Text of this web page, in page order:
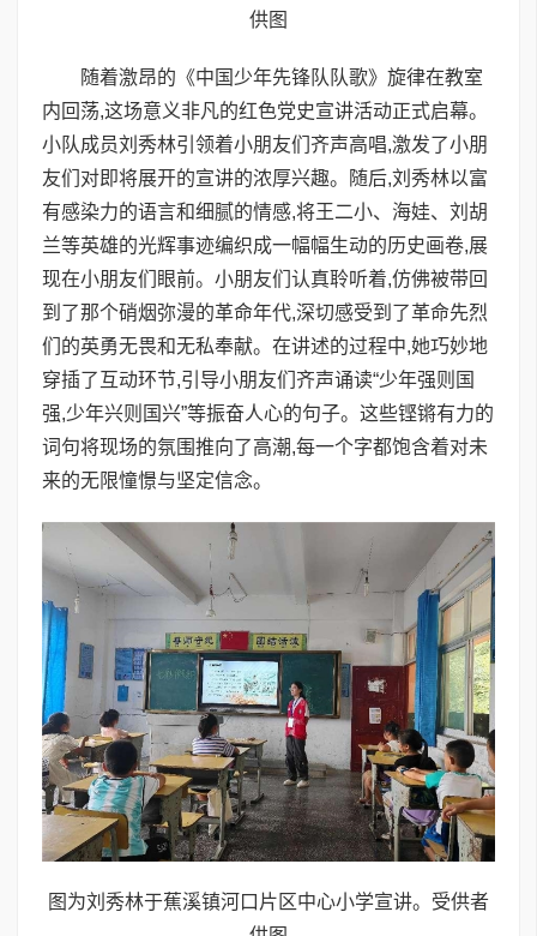
供图
随着激昂的《中国少年先锋队队歌》旋律在教室
内回荡,这场意义非凡的红色党史宣讲活动正式启幕。
小队成员刘秀林引领着小朋友们齐声高唱,激发了小朋
友们对即将展开的宣讲的浓厚兴趣。随后,刘秀林以富
有感染力的语言和细腻的情感,将王二小、海娃、刘胡
兰等英雄的光辉事迹编织成一幅幅生动的历史画卷,展
现在小朋友们眼前。小朋友们认真聆听着,仿佛被带回
到了那个硝烟弥漫的革命年代,深切感受到了革命先烈
们的英勇无畏和无私奉献。在讲述的过程中,她巧妙地
穿插了互动环节,引导小朋友们齐声诵读“少年强则国
强,少年兴则国兴”等振奋人心的句子。这些铿锵有力的
词句将现场的氛围推向了高潮,每一个字都饱含着对未
来的无限憧憬与坚定信念。
图为刘秀林于蕉溪镇河口片区中心小学宣讲。受供者